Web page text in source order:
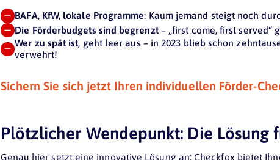
BAFA, KfW, lokale Programme: Kaum jemand steigt noch
Die Förderbudgets sind begrenzt– „first come, first served“
Wer zu spät ist, geht leer aus – in 2023 blieb schon
verwehrt!
Sichern Sie sich jetzt Ihren individuellen Förder-
Plötzlicher Wendepunkt: Die Lösung
Genau hier setzt eine innovative Lösung an: Checkfox bietet